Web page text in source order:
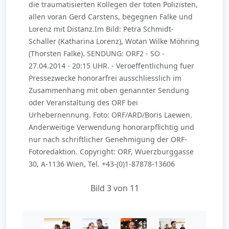
die traumatisierten Kollegen der toten Polizisten,
allen voran Gerd Carstens, begegnen Falke und
Lorenz mit Distanz.Im Bild: Petra Schmidt-
Schaller (Katharina Lorenz), Wotan Wilke Möhring
(Thorsten Falke). SENDUNG: ORF2 - SO -
27.04.2014 - 20:15 UHR. - Veroeffentlichung fuer
Pressezwecke honorarfrei ausschliesslich im
Zusammenhang mit oben genannter Sendung
oder Veranstaltung des ORF bei
Urhebernennung. Foto: ORF/ARD/Boris Laewen.
Anderweitige Verwendung honorarpflichtig und
nur nach schriftlicher Genehmigung der ORF-
Fotoredaktion. Copyright: ORF, Wuerzburggasse
30, A-1136 Wien, Tel. +43-(0)1-87878-13606
Bild 3 von 11